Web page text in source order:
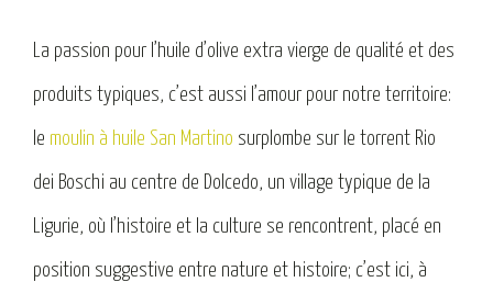
La passion pour l’huile d’olive extra vierge de qualité et des
produits typiques, c’est aussi l’amour pour notre territoire:
le moulin à huile San Martino surplombe sur le torrent Rio
dei Boschi au centre de Dolcedo, un village typique de la
Ligurie, où l’histoire et la culture se rencontrent, placé en
position suggestive entre nature et histoire; c’est ici, à